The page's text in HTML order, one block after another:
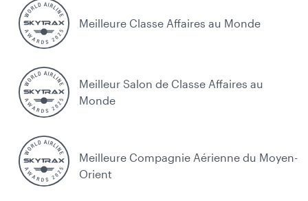
Meilleure Classe Affaires au Monde
Meilleur Salon de Classe Affaires au
Monde
Meilleure Compagnie Aérienne du Moyen-
Orient